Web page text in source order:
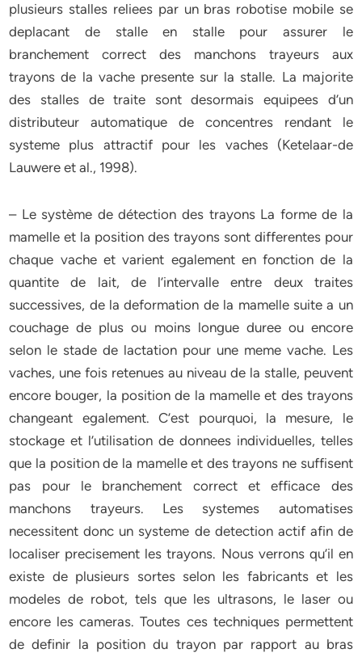
plusieurs stalles reliees par un bras robotise mobile se
deplacant de stalle en stalle pour assurer le
branchement correct des manchons trayeurs aux
trayons de la vache presente sur la stalle. La majorite
des stalles de traite sont desormais equipees d’un
distributeur automatique de concentres rendant le
systeme plus attractif pour les vaches (Ketelaar-de
Lauwere et al., 1998).
– Le système de détection des trayons La forme de la
mamelle et la position des trayons sont differentes pour
chaque vache et varient egalement en fonction de la
quantite de lait, de l’intervalle entre deux traites
successives, de la deformation de la mamelle suite a un
couchage de plus ou moins longue duree ou encore
selon le stade de lactation pour une meme vache. Les
vaches, une fois retenues au niveau de la stalle, peuvent
encore bouger, la position de la mamelle et des trayons
changeant egalement. C’est pourquoi, la mesure, le
stockage et l’utilisation de donnees individuelles, telles
que la position de la mamelle et des trayons ne suffisent
pas pour le branchement correct et efficace des
manchons trayeurs. Les systemes automatises
necessitent donc un systeme de detection actif afin de
localiser precisement les trayons. Nous verrons qu’il en
existe de plusieurs sortes selon les fabricants et les
modeles de robot, tels que les ultrasons, le laser ou
encore les cameras. Toutes ces techniques permettent
de definir la position du trayon par rapport au bras